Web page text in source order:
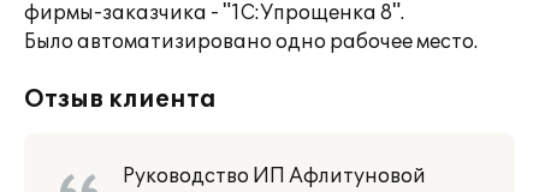
фирмы-заказчика - "1С:Упрощенка 8".
Было автоматизировано одно рабочее место.
Отзыв клиента
Руководство ИП Афлитуновой